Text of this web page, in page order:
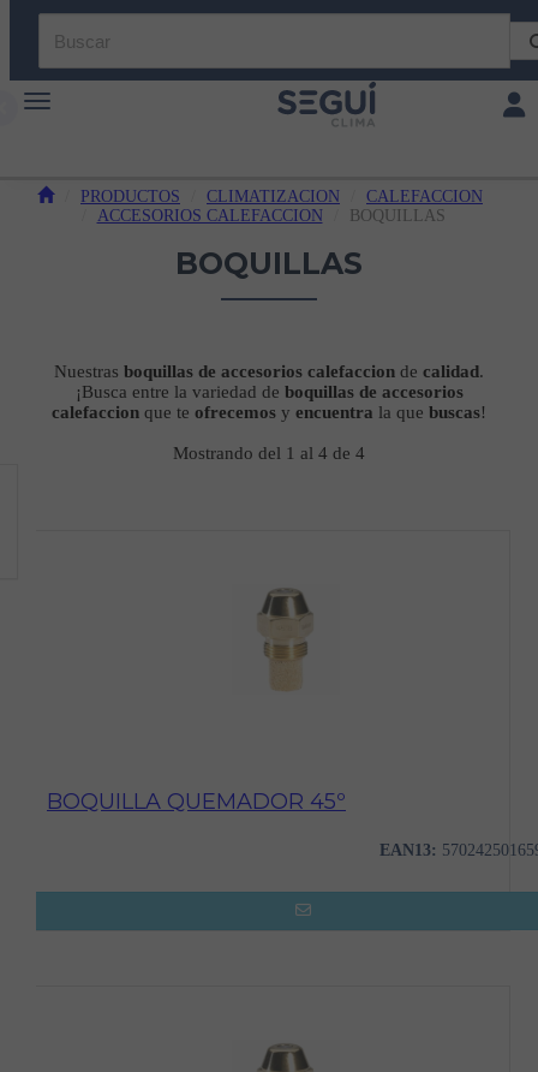
Toggle navigation
PRODUCTOS CLIMATIZACION
CALEFACCION
ACCESORIOS CALEFACCION
BOQUILLAS
BOQUILLAS
Nuestras boquillas de accesorios calefaccion de calidad.
¡Busca entre la variedad de boquillas de accesorios
calefaccion que te ofrecemos y encuentra la que buscas!
Mostrando del 1 al 4 de 4
BOQUILLA QUEMADOR 45º
EAN13: